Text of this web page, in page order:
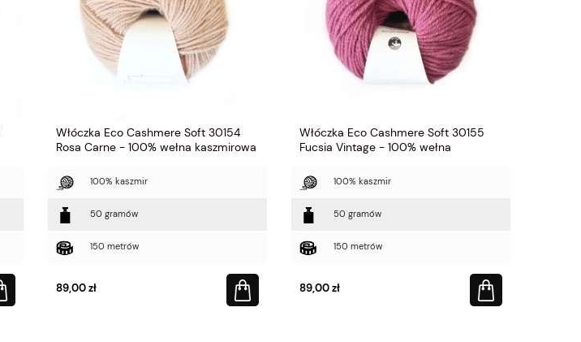
Włóczka Eco Cashmere Soft 30154
Rosa Carne - 100% wełna kaszmirowa
100% kaszmir
50 gramów
150 metrów
89,00 zł
Włóczka Eco Cashmere Soft 30155
Fucsia Vintage - 100% wełna
100% kaszmir
50 gramów
150 metrów
89,00 zł